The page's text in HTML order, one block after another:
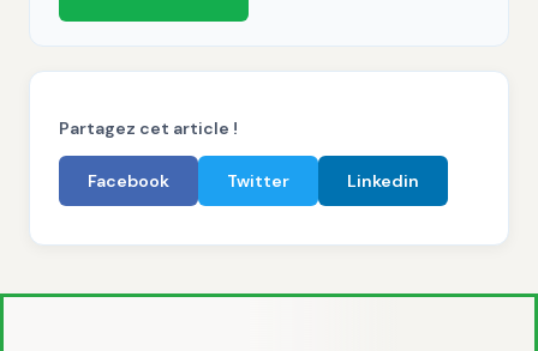
Partagez cet article !
Facebook Twitter Linkedin